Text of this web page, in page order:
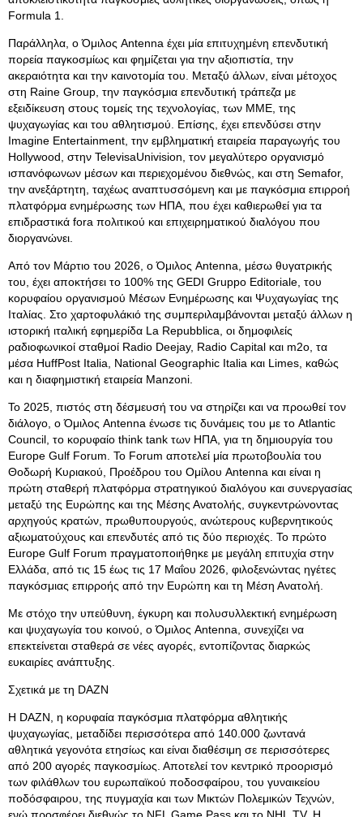
Formula 1.
Παράλληλα, ο Όμιλος Antenna έχει μία επιτυχημένη επενδυτική
πορεία παγκοσμίως και φημίζεται για την αξιοπιστία, την
ακεραιότητα και την καινοτομία του. Μεταξύ άλλων, είναι μέτοχος
στη Raine Group, την παγκόσμια επενδυτική τράπεζα με
εξειδίκευση στους τομείς της τεχνολογίας, των ΜΜΕ, της
ψυχαγωγίας και του αθλητισμού. Επίσης, έχει επενδύσει στην
Imagine Entertainment, την εμβληματική εταιρεία παραγωγής του
Hollywood, στην TelevisaUnivision, τον μεγαλύτερο οργανισμό
ισπανόφωνων μέσων και περιεχομένου διεθνώς, και στη Semafor,
την ανεξάρτητη, ταχέως αναπτυσσόμενη και με παγκόσμια επιρροή
πλατφόρμα ενημέρωσης των ΗΠΑ, που έχει καθιερωθεί για τα
επιδραστικά fora πολιτικού και επιχειρηματικού διαλόγου που
διοργανώνει.
Από τον Μάρτιο του 2026, ο Όμιλος Antenna, μέσω θυγατρικής
του, έχει αποκτήσει το 100% της GEDI Gruppo Editoriale, του
κορυφαίου οργανισμού Μέσων Ενημέρωσης και Ψυχαγωγίας της
Ιταλίας. Στο χαρτοφυλάκιό της συμπεριλαμβάνονται μεταξύ άλλων η
ιστορική ιταλική εφημερίδα La Repubblica, οι δημοφιλείς
ραδιοφωνικοί σταθμοί Radio Deejay, Radio Capital και m2o, τα
μέσα HuffPost Italia, National Geographic Italia και Limes, καθώς
και η διαφημιστική εταιρεία Manzoni.
Το 2025, πιστός στη δέσμευσή του να στηρίζει και να προωθεί τον
διάλογο, ο Όμιλος Antenna ένωσε τις δυνάμεις του με το Atlantic
Council, το κορυφαίο think tank των ΗΠΑ, για τη δημιουργία του
Europe Gulf Forum. Το Forum αποτελεί μία πρωτοβουλία του
Θοδωρή Κυριακού, Προέδρου του Ομίλου Antenna και είναι η
πρώτη σταθερή πλατφόρμα στρατηγικού διαλόγου και συνεργασίας
μεταξύ της Ευρώπης και της Μέσης Ανατολής, συγκεντρώνοντας
αρχηγούς κρατών, πρωθυπουργούς, ανώτερους κυβερνητικούς
αξιωματούχους και επενδυτές από τις δύο περιοχές. Το πρώτο
Europe Gulf Forum πραγματοποιήθηκε με μεγάλη επιτυχία στην
Ελλάδα, από τις 15 έως τις 17 Μαΐου 2026, φιλοξενώντας ηγέτες
παγκόσμιας επιρροής από την Ευρώπη και τη Μέση Ανατολή.
Με στόχο την υπεύθυνη, έγκυρη και πολυσυλλεκτική ενημέρωση
και ψυχαγωγία του κοινού, ο Όμιλος Antenna, συνεχίζει να
επεκτείνεται σταθερά σε νέες αγορές, εντοπίζοντας διαρκώς
ευκαιρίες ανάπτυξης.
Σχετικά με τη DAZN
Η DAZN, η κορυφαία παγκόσμια πλατφόρμα αθλητικής
ψυχαγωγίας, μεταδίδει περισσότερα από 140.000 ζωντανά
αθλητικά γεγονότα ετησίως και είναι διαθέσιμη σε περισσότερες
από 200 αγορές παγκοσμίως. Αποτελεί τον κεντρικό προορισμό
των φιλάθλων του ευρωπαϊκού ποδοσφαίρου, του γυναικείου
ποδόσφαιρου, της πυγμαχία και των Μικτών Πολεμικών Τεχνών,